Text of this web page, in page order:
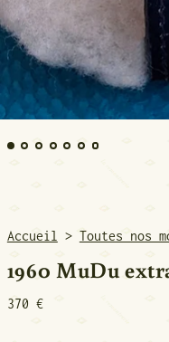
Accueil > Toutes nos
1960 MuDu
Prix normal
370 €